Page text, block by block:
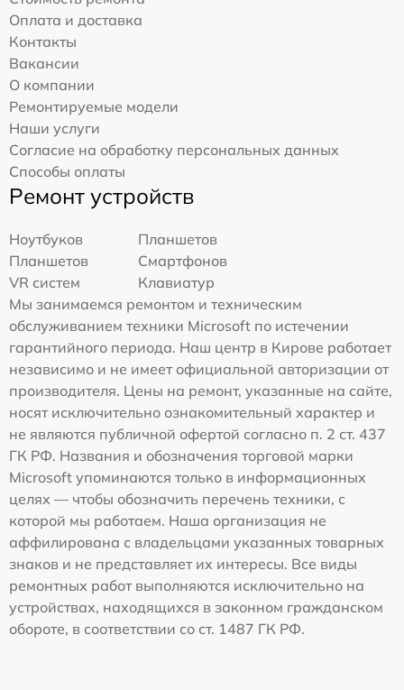
Оплата и доставка
Контакты
Вакансии
О компании
Ремонтируемые модели
Наши услуги
Согласие на обработку персональных данных
Способы оплаты
Ремонт устройств
Ноутбуков
Планшетов
Планшетов
Смартфонов
VR систем
Клавиатур
Мы занимаемся ремонтом и техническим
обслуживанием техники Microsoft по истечении
гарантийного периода. Наш центр в Кирове работает
независимо и не имеет официальной авторизации от
производителя. Цены на ремонт, указанные на сайте,
носят исключительно ознакомительный характер и
не являются публичной офертой согласно п. 2 ст. 437
ГК РФ. Названия и обозначения торговой марки
Microsoft упоминаются только в информационных
целях — чтобы обозначить перечень техники, с
которой мы работаем. Наша организация не
аффилирована с владельцами указанных товарных
знаков и не представляет их интересы. Все виды
ремонтных работ выполняются исключительно на
устройствах, находящихся в законном гражданском
обороте, в соответствии со ст. 1487 ГК РФ.